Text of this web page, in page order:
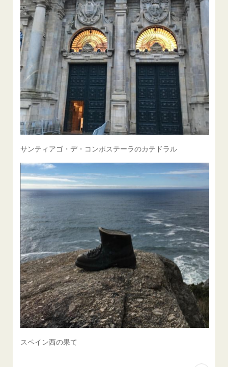
サンティアゴ・デ・コンポステーラのカテドラル
スペイン西の果て